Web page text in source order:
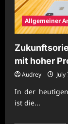
Allgemeiner
mit hoher
Audrey
In der
ist die...